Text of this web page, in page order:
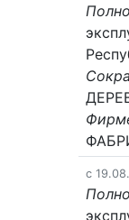
c